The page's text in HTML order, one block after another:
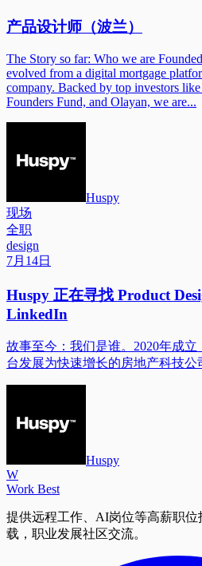
产品设计师（波兰）
The Story so far: Who we are
evolved from a digital mortgage
company. Backed by top investors
Founders Fund, and Olayan, we are...
Huspy
现场
全职
design
7月14日
Huspy 正在寻找 Product
LinkedIn
故事至今：我们是谁。2020年成
台发展为快速增长的房地产科技公
Huspy
W
Work Best
提供远程工作、AI岗位等高薪职
载，职业发展社区交流。